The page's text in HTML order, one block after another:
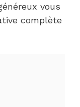
vous
complète